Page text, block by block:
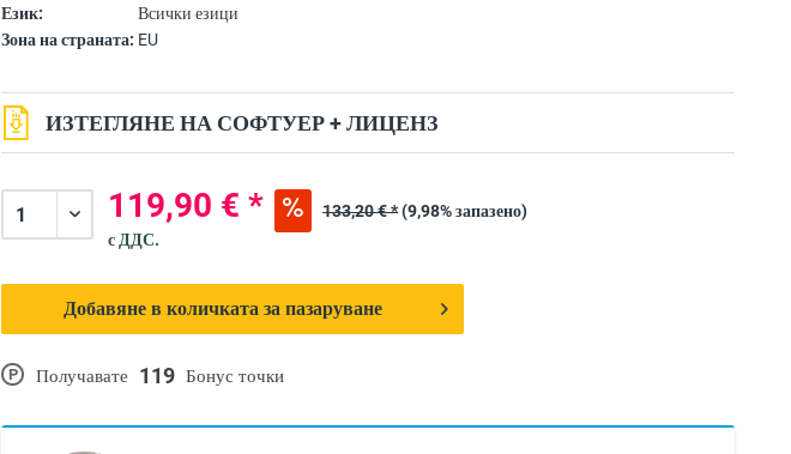
Език:
Всички езици
Зона на страната: EU
P Получавате 119 Бонус точки
ИЗТЕГЛЯНЕ НА СОФТУЕР + ЛИЦЕНЗ
119,90 € * 133,20 € *(9,98% запазено)
с ДДС.
Добавяне в количката за пазаруване